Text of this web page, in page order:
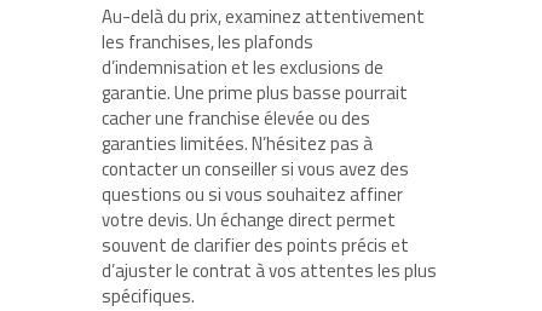
Au-delà du prix, examinez attentivement
les franchises, les plafonds
d’indemnisation et les exclusions de
garantie. Une prime plus basse pourrait
cacher une franchise élevée ou des
garanties limitées. N’hésitez pas à
contacter un conseiller si vous avez des
questions ou si vous souhaitez affiner
votre devis. Un échange direct permet
souvent de clarifier des points précis et
d’ajuster le contrat à vos attentes les plus
spécifiques.